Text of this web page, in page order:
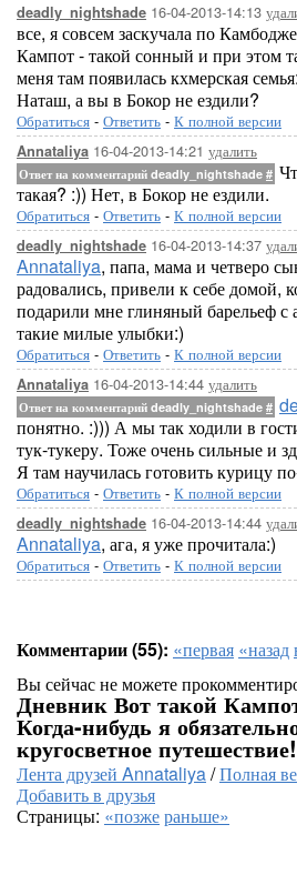
deadly_nightshade 16-04-2013-14:13
все, я совсем заскучала по
Кампот - такой сонный и при этом
меня там появилась кхмерская
Наташ, а вы в Бокор не ездили?
Обратиться - Ответить - К полной версии
Annataliya 16-04-2013-14:21 удалить
Ответ на комментарий deadly_nightshade #
такая? :)) Нет, в Бокор не ездили.
Обратиться - Ответить - К полной версии
deadly_nightshade 16-04-2013-14:37
Annataliya, папа, мама и четверо
радовались, привели к себе домой,
подарили мне глиняный барельеф с
такие милые улыбки:)
Обратиться - Ответить - К полной версии
Annataliya 16-04-2013-14:44 удалить
Ответ на комментарий deadly_nightshade #
понятно. :))) А мы так ходили в
тук-тукеру. Тоже очень сильные и
Я там научилась готовить курицу
Обратиться - Ответить - К полной версии
deadly_nightshade 16-04-2013-14:44
Annataliya, ага, я уже прочитала:)
Обратиться - Ответить - К полной версии
Комментарии (55): «первая «назад
Вы сейчас не можете
Дневник Вот такой
Когда-нибудь я
кругосветное
Лента друзей Annataliya/Полная
Добавить в друзья
Страницы: «позжераньше»